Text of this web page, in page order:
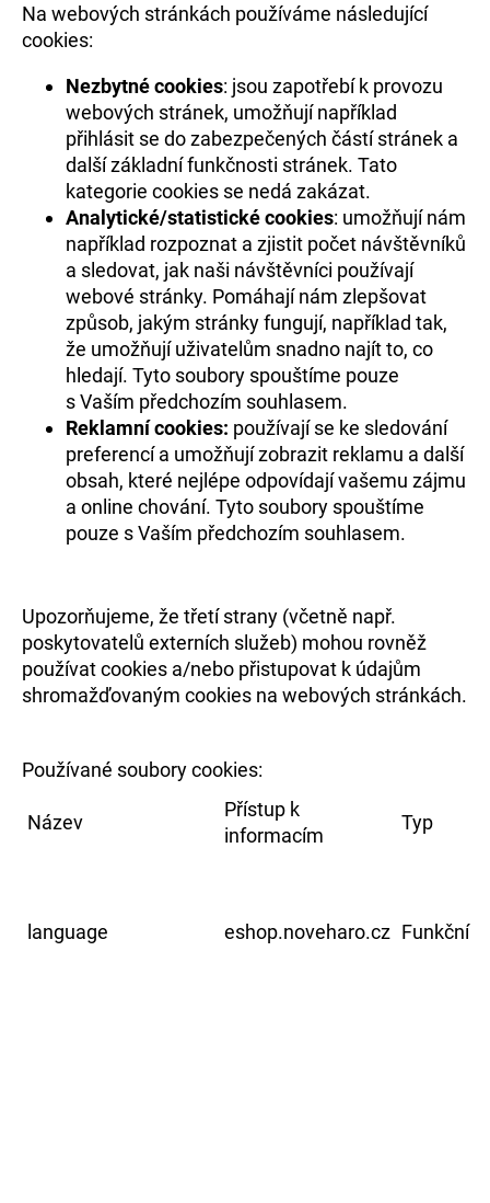
Na webových stránkách používáme následující
cookies:
Nezbytné cookies: jsou zapotřebí k provozu
webových stránek, umožňují například
přihlásit se do zabezpečených částí stránek a
další základní funkčnosti stránek. Tato
kategorie cookies se nedá zakázat.
Analytické/statistické cookies: umožňují nám
například rozpoznat a zjistit počet návštěvníků
a sledovat, jak naši návštěvníci používají
webové stránky. Pomáhají nám zlepšovat
způsob, jakým stránky fungují, například tak,
že umožňují uživatelům snadno najít to, co
hledají. Tyto soubory spouštíme pouze
s Vaším předchozím souhlasem.
Reklamní cookies: používají se ke sledování
preferencí a umožňují zobrazit reklamu a další
obsah, které nejlépe odpovídají vašemu zájmu
a online chování. Tyto soubory spouštíme
pouze s Vaším předchozím souhlasem.
Upozorňujeme, že třetí strany (včetně např.
poskytovatelů externích služeb) mohou rovněž
používat cookies a/nebo přistupovat k údajům
shromažďovaným cookies na webových stránkách.
Používané soubory cookies:
Název
Přístup k
informacím
Typ
language eshop.noveharo.cz Funkční